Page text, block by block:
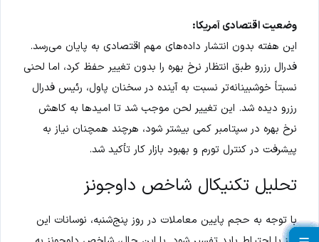
وضعیت اقتصادی آمریکا:
این هفته بدون انتشار داده‌های مهم اقتصادی به پایان می‌رسد.
فدرال رزرو طبق انتظار نرخ بهره را بدون تغییر حفظ کرد، اما لحنی
نسبتاً خوشبینانه‌تر نسبت به آینده در سخنان پاول، رئیس فدرال
رزرو دیده شد. این تغییر لحن موجب شد تا امیدها به کاهش
نرخ بهره در سپتامبر کمی بیشتر شود، هرچند همچنان نیاز به
پیشرفت در کنترل تورم و بهبود بازار کار تأکید شد.
تحلیل تکنیکال شاخص داوجونز
با توجه به حجم پایین معاملات در روز پنج‌شنبه، نوسانات این